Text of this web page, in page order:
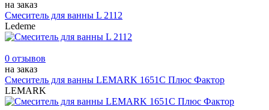
на заказ
Смеситель для ванны L 2112
Ledeme
0 отзывов
на заказ
Смеситель для ванны LEMARK 1651C Плюс Фактор
LEMARK